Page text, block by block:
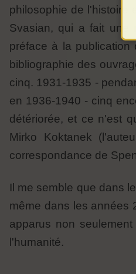
philosophie de l'histoire
Svasian, qui a fait une
préface à la publication
bibliographie des
cinq. 1931-1935 -
en 1936-1940 - cinq
détériorée, et ce n'est
Mirko Koktanek
correspondance de
Il me semble que dans
même dans les années
apparus non
l'humanité.